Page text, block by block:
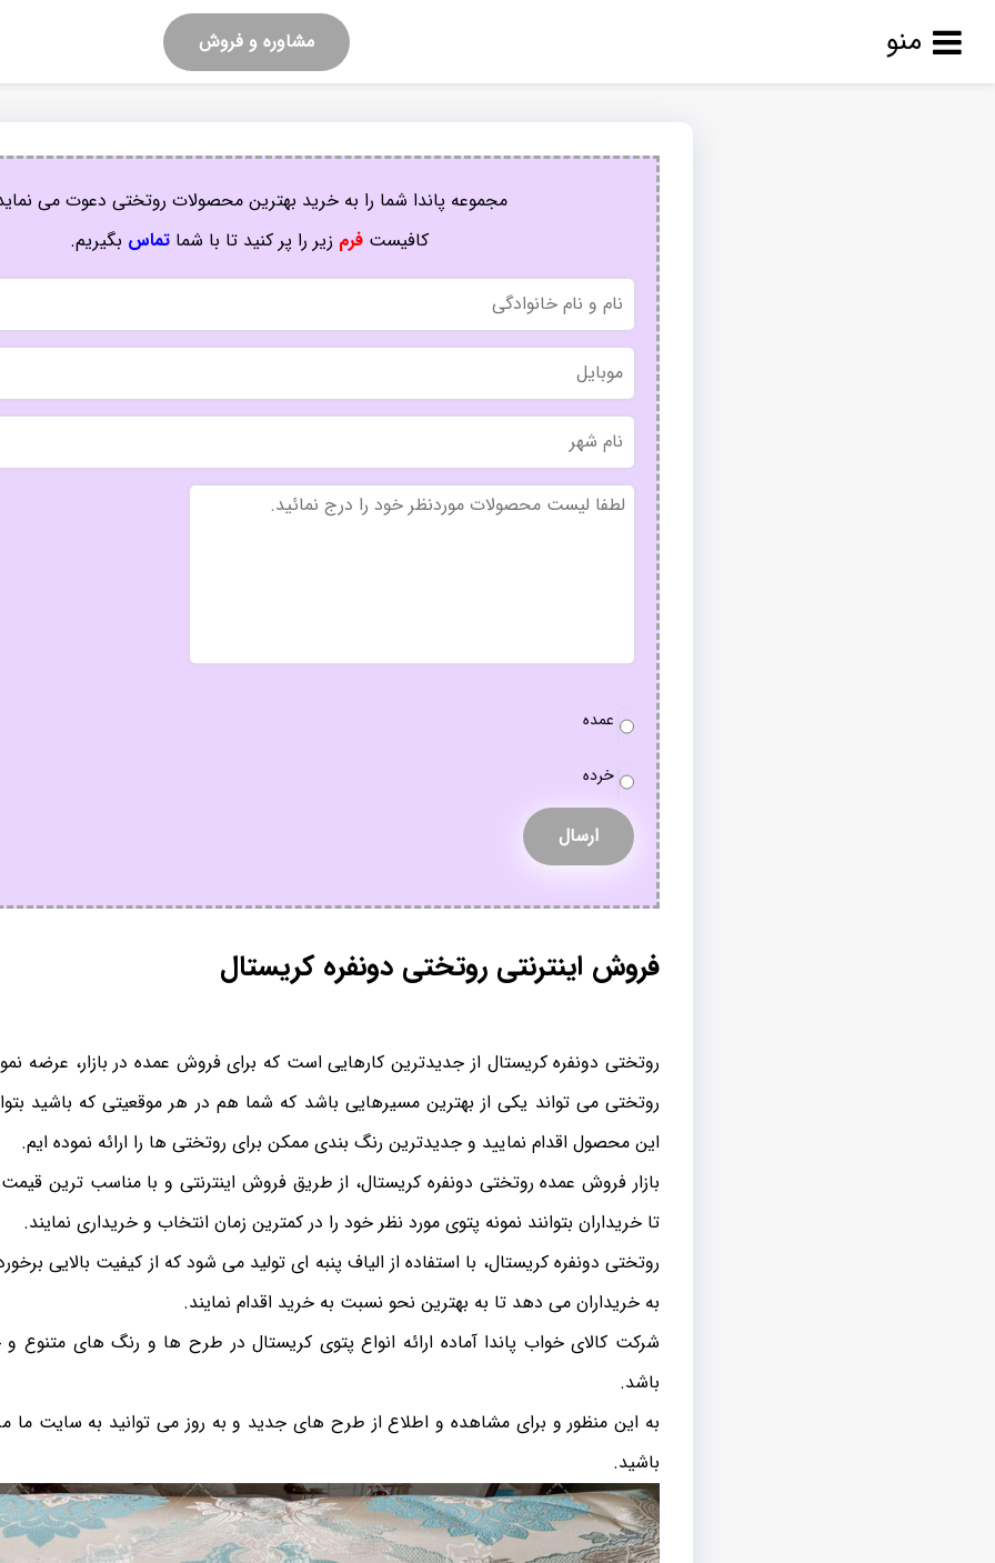
منو مشاوره و فروش
مجموعه پاندا شما را به خرید بهترین محصولات روتختی دعوت می
کافیستفرم زیر را پر کنید تا با شماتماس بگیریم.
و
نام
خانوادگی
موبایل
نام
شهر
بدون
عنوان
عمده
خرده
فروش اینترنتی روتختی دونفره کریستال
روتختی دونفره کریستال از جدیدترین کارهایی است که برای فروش عمده در بازار، عرضه
روتختی می تواند یکی از بهترین مسیرهایی باشد که شما هم در هر موقعیتی که باشید
این محصول اقدام نمایید و جدیدترین رنگ بندی ممکن برای روتختی ها را ارائه نموده ایم.
بازار فروش عمده روتختی دونفره کریستال، از طریق فروش اینترنتی و با مناسب ترین
تا خریداران بتوانند نمونه پتوی مورد نظر خود را در کمترین زمان انتخاب و خریداری نمایند.
روتختی دونفره کریستال، با استفاده از الیاف پنبه ای تولید می شود که از کیفیت بالایی
به خریداران می دهد تا به بهترین نحو نسبت به خرید اقدام نمایند.
شرکت کالای خواب پاندا آماده ارائه انواع پتوی کریستال در طرح ها و رنگ های
باشد.
به این منظور و برای مشاهده و اطلاع از طرح های جدید و به روز می توانید به سایت ما
باشید.